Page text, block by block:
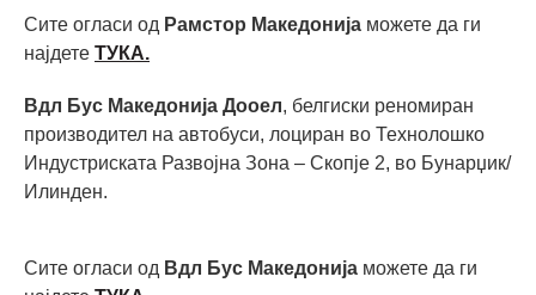
Сите огласи од Рамстор Македонија можете да ги
најдете ТУКА.
Вдл Бус Македонија Дооел, белгиски реномиран
производител на автобуси, лоциран во Технолошко
Индустриската Развојна Зона – Скопје 2, во Бунарџик/
Илинден.
Сите огласи од Вдл Бус Македонија можете да ги